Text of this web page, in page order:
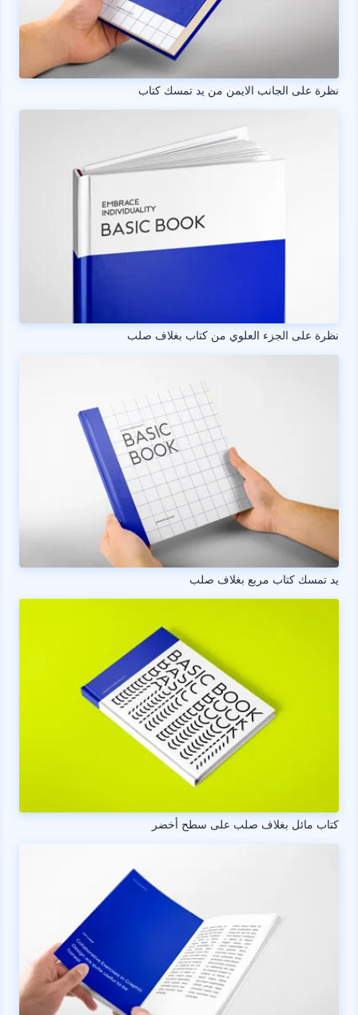
نظرة على الجانب الايمن من يد تمسك كتاب
نظرة على الجزء العلوي من كتاب بغلاف صلب
يد تمسك كتاب مربع بغلاف صلب
كتاب مائل بغلاف صلب على سطح أخضر